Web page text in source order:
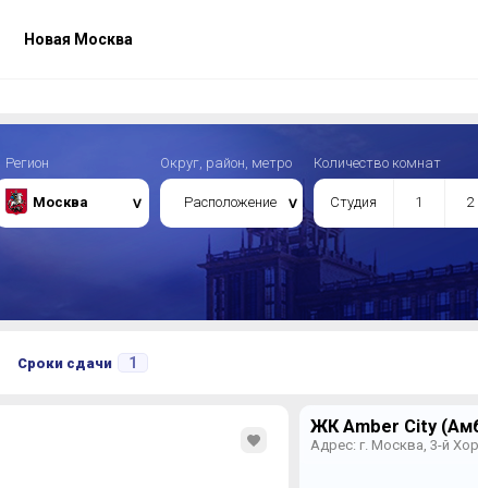
Новая Москва
Регион
Москва
Округ, район, метро
Расположение
Количество комнат
Студия 1 2
Сроки сдачи 1
ЖК Amber City
Адрес: г. Москва, 3-й